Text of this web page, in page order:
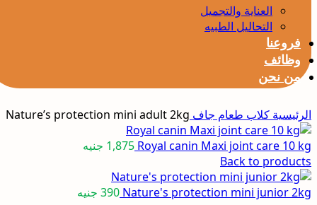
العناية والتجميل
التحاليل الطبيه
فروعنا
وظائف
من نحن
الرئيسية كلاب طعام جاف Nature’s protection mini adult 2kg
Royal canin Maxi joint care 10 kg
1,875 جنيه
Back to products
Nature's protection mini junior 2kg
390 جنيه